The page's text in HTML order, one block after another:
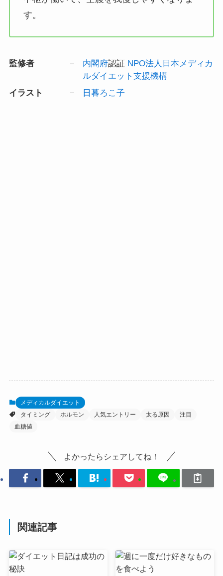
す。
監修者 内閣府認証 NPO法人日本メディカ
ルダイエット支援機構
イラスト
日暮ろこ子
メディカルダイエット
タイミング
ホルモン 人気エントリー 太る原因
注目
血糖値
よかったらシェアしてね！
関連記事